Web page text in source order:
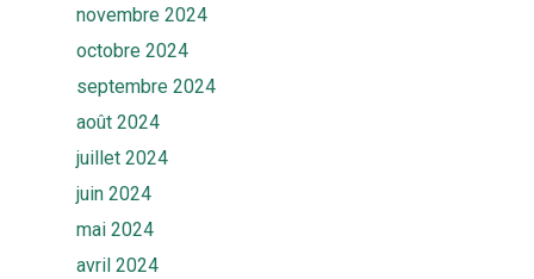
novembre 2024
octobre 2024
septembre 2024
août 2024
juillet 2024
juin 2024
mai 2024
avril 2024